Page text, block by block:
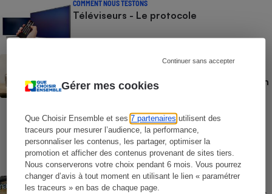
Gérer mes cookies
Que Choisir Ensemble et ses7 partenaires utilisent des
traceurs pour mesurer l’audience, la performance,
personnaliser les contenus, les partager, optimiser la
promotion et afficher des contenus provenant de sites tiers.
Nous conserverons votre choix pendant 6 mois. Vous pourrez
changer d’avis à tout moment en utilisant le lien « paramétrer
les traceurs » en bas de chaque page.
Continuer sans accepter
COMMENT NOUS TESTONS
Téléviseurs - Le protocole
luminosité, contraste, bruit : Nos tests en
laboratoire, indépendants et
COMMENT NOUS TESTONS
Casques audio - Le protocole
ACTUALITÉ